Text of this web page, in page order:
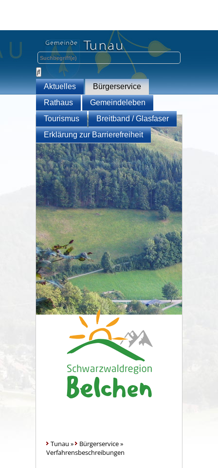
Aktuelles
Bürgerservice
Rathaus
Gemeindeleben
Tourismus
Breitband / Glasfaser
Erklärung zur Barrierefreiheit
Tunau » Bürgerservice»
Verfahrensbeschreibungen